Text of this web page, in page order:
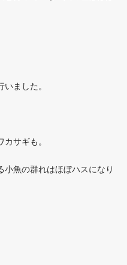
ました。
サギも。
魚の群れはほぼハスになり